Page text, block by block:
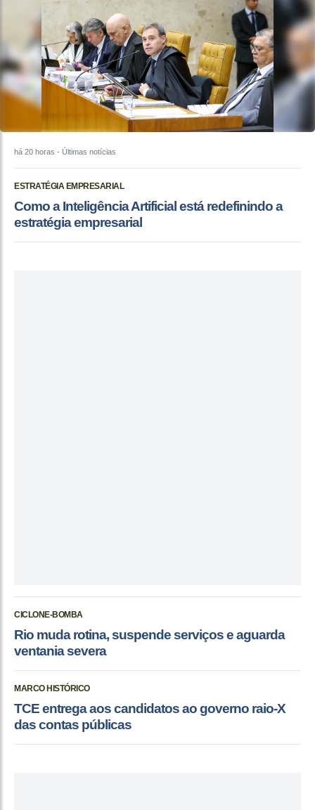
há 20 horas - Últimas notícias
ESTRATÉGIA EMPRESARIAL
Como a Inteligência Artificial está redefinindo a
estratégia empresarial
CICLONE-BOMBA
Rio muda rotina, suspende serviços e aguarda
ventania severa
MARCO HISTÓRICO
TCE entrega aos candidatos ao governo raio-X
das contas públicas